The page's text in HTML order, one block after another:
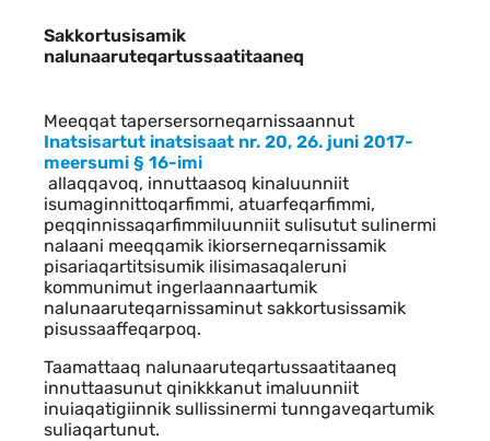
Sakkortusisamik
nalunaaruteqartussaatitaaneq
Indhold
Meeqqat tapersersorneqarnissaannut
Inatsisartut inatsisaat nr. 20, 26. juni 2017-
meersumi § 16-imi
allaqqavoq, innuttaasoq kinaluunniit
isumaginnittoqarfimmi, atuarfeqarfimmi,
peqqinnissaqarfimmiluunniit sulisutut sulinermi
nalaani meeqqamik ikiorserneqarnissamik
pisariaqartitsisumik ilisimasaqaleruni
kommunimut ingerlaannaartumik
nalunaaruteqarnissaminut sakkortusissamik
pisussaaffeqarpoq.
Taamattaaq nalunaaruteqartussaatitaaneq
innuttaasunut qinikkkanut imaluunniit
inuiaqatigiinnik sullissinermi tunngaveqartumik
suliaqartunut.